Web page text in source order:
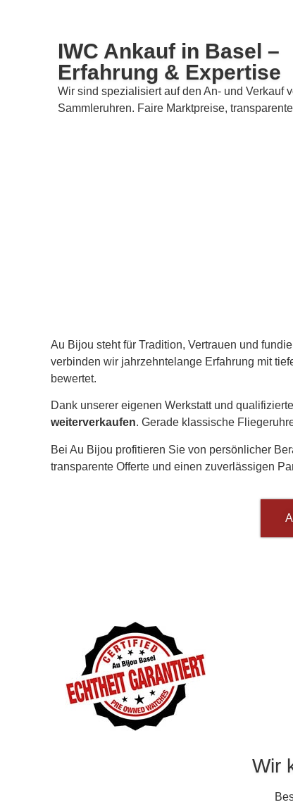
IWC Ankauf in Basel –
Erfahrung & Expertise
Wir sind spezialisiert auf den An- und Verkauf
Sammleruhren. Faire Marktpreise,
Au Bijou steht für Tradition, Vertrauen und
verbinden wir jahrzehntelange Erfahrung mit
bewertet.
Dank unserer eigenen Werkstatt und
weiterverkaufen. Gerade klassische
Bei Au Bijou profitieren Sie von persönlicher
transparente Offerte und einen zuverlässigen
Wir